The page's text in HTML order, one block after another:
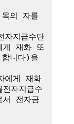
의 자를
지급수단
게 재화 또
니다)을
에게 재화
자지급수
전자금